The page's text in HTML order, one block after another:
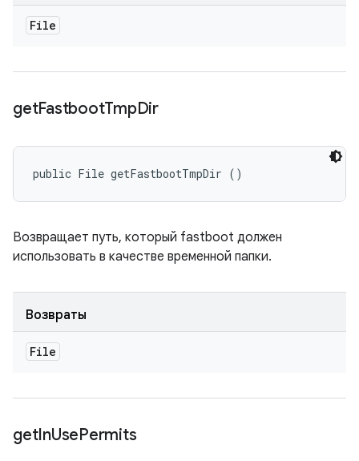
File
getFastbootTmpDir
public File getFastbootTmpDir ()
Возвращает путь, который fastboot должен
использовать в качестве временной папки.
Возвраты
File
getInUsePermits